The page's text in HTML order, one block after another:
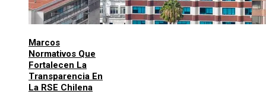
Marcos
Normativos Que
Fortalecen La
Transparencia En
La RSE Chilena